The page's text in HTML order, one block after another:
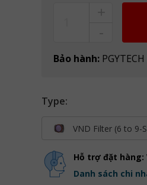
Bảo hành:
Type:
VND Filter (6 to 9-
Hỗ trợ đặt hàng:
Danh sách chi